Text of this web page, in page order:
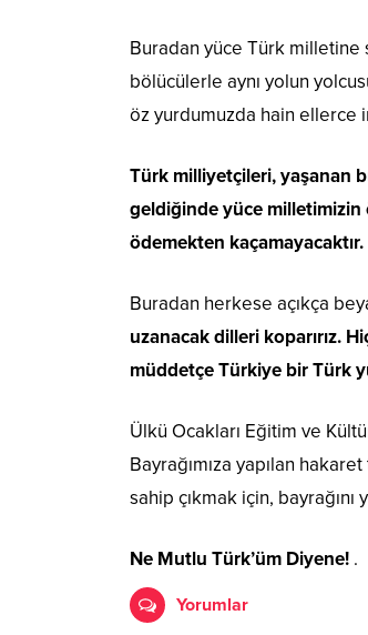
Buradan yüce Türk milletine
bölücülerle aynı yolun
öz yurdumuzda hain ellerce
Türk milliyetçileri, yaşanan
geldiğinde yüce milletimizin
ödemekten kaçamayacaktır.
Buradan herkese açıkça
uzanacak dilleri koparırız.
müddetçe Türkiye bir Türk
Ülkü Ocakları Eğitim ve
Bayrağımıza yapılan
sahip çıkmak için,
Ne Mutlu Türk’üm Diyene! .
Yorumlar